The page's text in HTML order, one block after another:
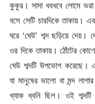
কুকুর। সাদা ধবধবে লোমে ভরা
বসে সেটি চারদিকে তাকায়।
ঘরে ‘ঘেউ’ শব্দ ছড়িয়ে
ওর দিকে তাকায়। ঠোঁটের
ঘেউ শব্দটি উপভোগ করেছে।
যা মানুষের ভালো বা মন্দ
খ্যাক ধ্বনি ছিল। ওই